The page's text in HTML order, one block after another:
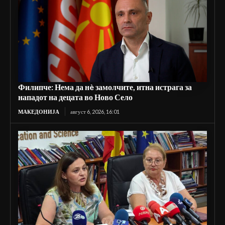
Филипче: Нема да нè замолчите, итна истрага за
нападот на децата во Ново Село
МАКЕДОНИЈА август 6, 2026, 16:01